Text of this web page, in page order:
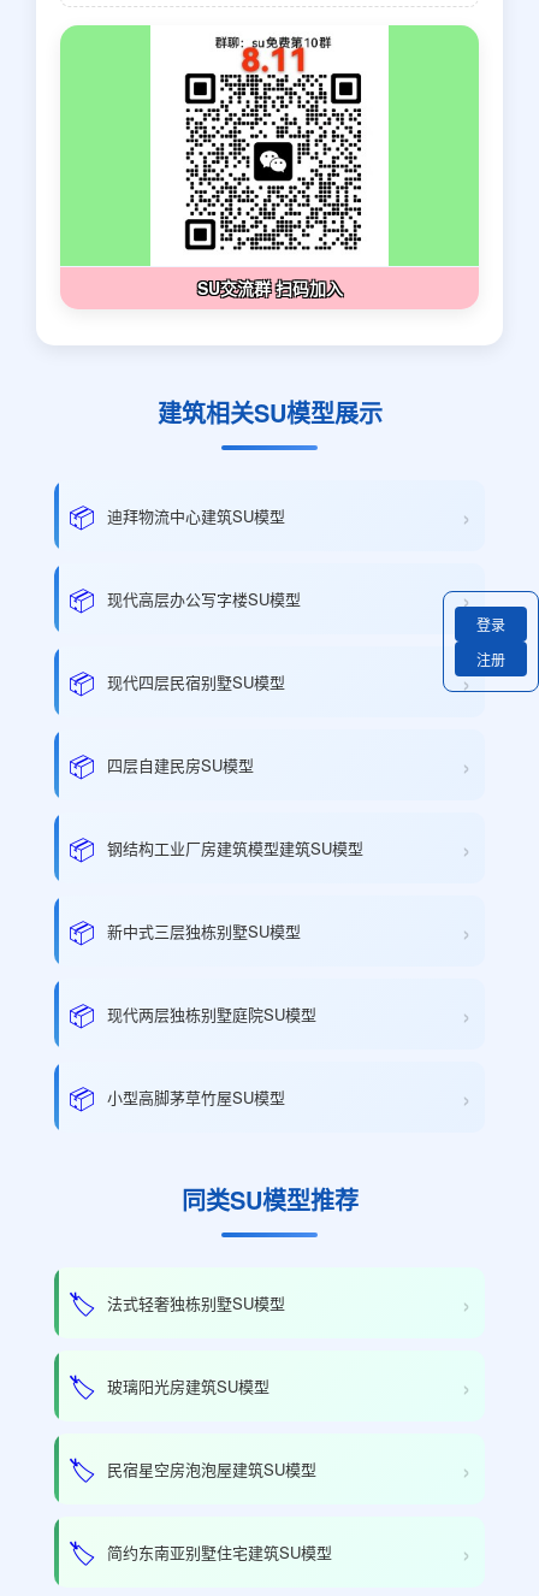
SU交流群 扫码加入
建筑相关SU模型展示
📦 迪拜物流中心建筑SU模型 ›
📦 现代高层办公写字楼SU模型 ›
📦 现代四层民宿别墅SU模型 ›
📦 四层自建民房SU模型 ›
📦 钢结构工业厂房建筑模型建筑SU模型 ›
📦 新中式三层独栋别墅SU模型 ›
📦 现代两层独栋别墅庭院SU模型 ›
📦 小型高脚茅草竹屋SU模型 ›
同类SU模型推荐
🏷️ 法式轻奢独栋别墅SU模型 ›
🏷️ 玻璃阳光房建筑SU模型 ›
🏷️ 民宿星空房泡泡屋建筑SU模型 ›
🏷️ 简约东南亚别墅住宅建筑SU模型 ›
登录
注册